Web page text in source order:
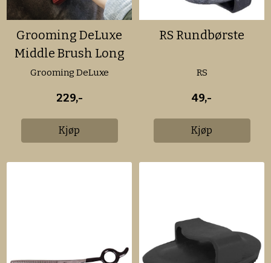
Grooming DeLuxe
Middle Brush Long
Grooming DeLuxe
229,-
Kjøp
RS Rundbørste
RS
49,-
Kjøp